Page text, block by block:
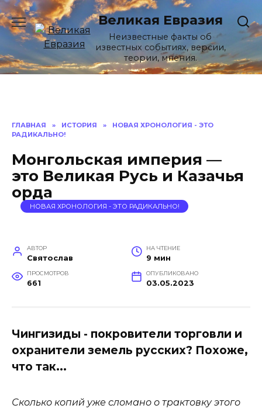
Перейти
к
содержанию
Великая Евразия
Неизвестные факты об
известных событиях, версии,
теории, мнения.
ГЛАВНАЯ » ИСТОРИЯ »
НОВАЯ ХРОНОЛОГИЯ - ЭТО
РАДИКАЛЬНО!
Монгольская империя —
это Великая Русь и Казачья
орда
НОВАЯ ХРОНОЛОГИЯ - ЭТО РАДИКАЛЬНО!
АВТОР
Святослав
НА ЧТЕНИЕ
9 мин
ПРОСМОТРОВ
661
ОПУБЛИКОВАНО
03.05.2023
Чингизиды - покровители торговли и
охранители земель русских? Похоже,
что так...
Сколько копий уже сломано о трактовку этого